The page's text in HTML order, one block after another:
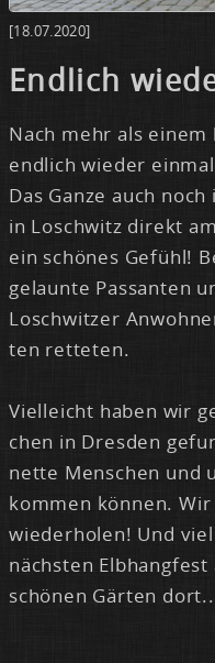
[18.07.2020]
End­lich
Nach mehr als ei­nem
end­lich wie­der
Das Gan­ze auch
in Losch­witz di­rekt
ein schö­nes Ge­fühl!
ge­laun­te Pas­san­ten
Losch­wit­zer
ten ret­te­ten.
Viel­leicht ha­ben wir
chen in Dres­den
net­te Men­schen und
kom­men kön­nen.
wie­der­ho­len! Und
nächs­ten
schö­nen Gär­ten